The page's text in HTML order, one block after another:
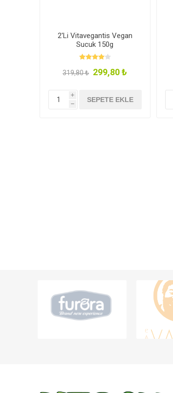
2'Li Vitavegantis Vegan
Sucuk 150g
319,80 ₺ 299,80 ₺
i
h
SEPETE EKLE